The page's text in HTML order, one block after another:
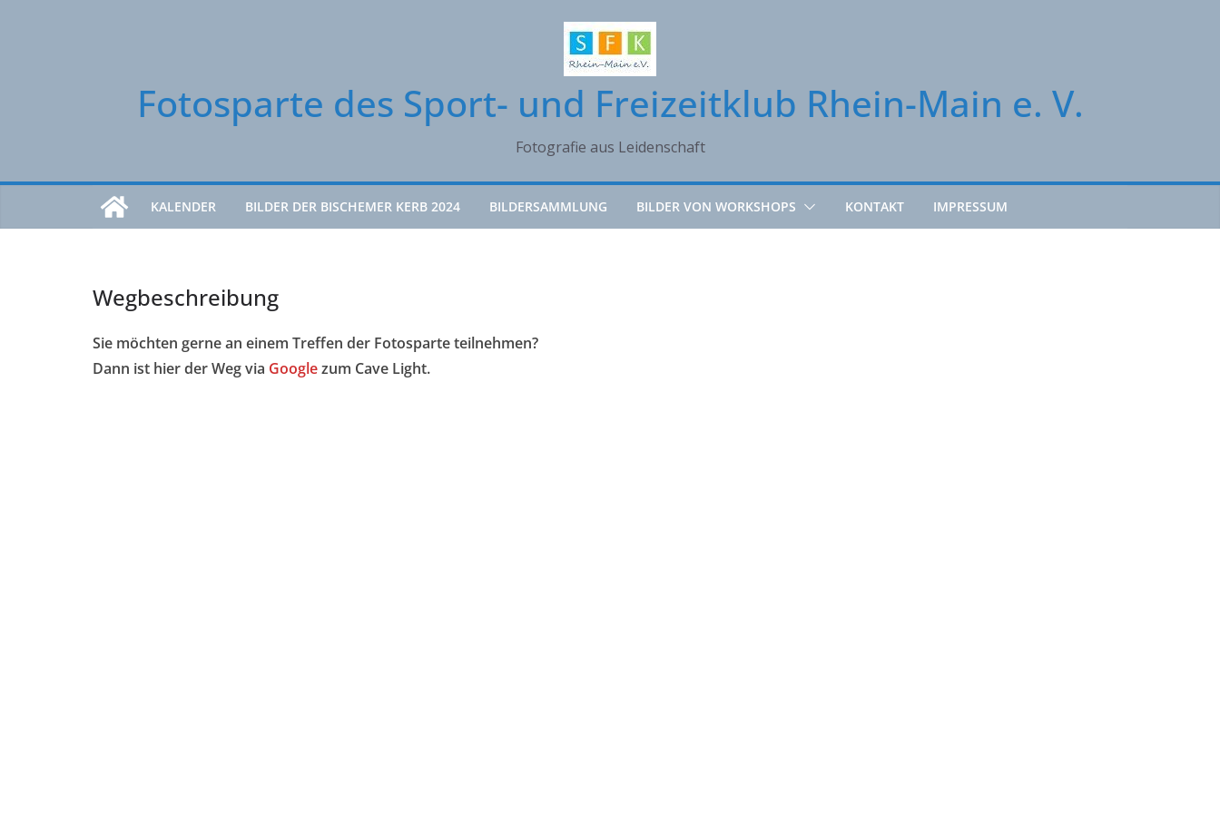
Fotosparte des Sport- und Freizeitklub Rhein-Main e. V.
Fotografie aus Leidenschaft
KALENDER BILDER DER BISCHEMER KERB 2024 BILDERSAMMLUNG BILDER VON WORKSHOPS KONTAKT IMPRESSUM
Wegbeschreibung
Sie möchten gerne an einem Treffen der Fotosparte teilnehmen?
Dann ist hier der Weg via Googlezum Cave Light.